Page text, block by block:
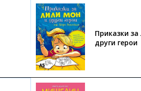
Приказки
други герои